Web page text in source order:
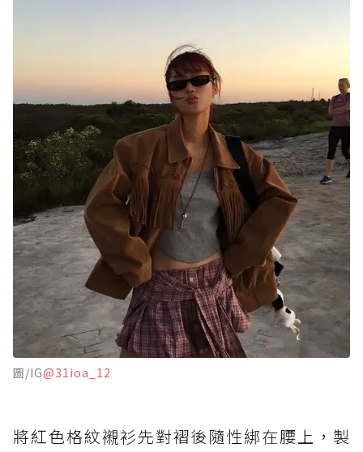
圖/IG@31ioa_12
將紅色格紋襯衫先對褶後隨性綁在腰上，製